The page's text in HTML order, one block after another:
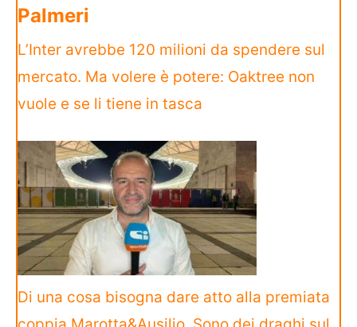
Palmeri
L’Inter avrebbe 120 milioni da spendere sul
mercato. Ma volere è potere: Oaktree non
vuole e se li tiene in tasca
Di una cosa bisogna dare atto alla premiata